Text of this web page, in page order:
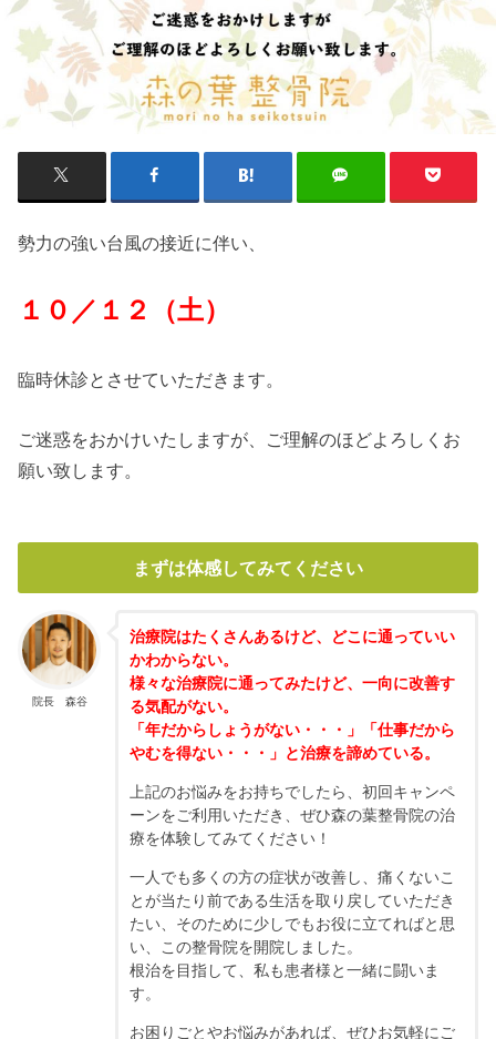
勢力の強い台風の接近に伴い、
１０／１２（土）
臨時休診とさせていただきます。
ご迷惑をおかけいたしますが、ご理解のほどよろしくお
願い致します。
まずは体感してみてください
院長 森谷
治療院はたくさんあるけど、どこに通っていい
かわからない。
様々な治療院に通ってみたけど、一向に改善す
る気配がない。
「年だからしょうがない・・・」「仕事だから
やむを得ない・・・」と治療を諦めている。
上記のお悩みをお持ちでしたら、初回キャンペ
ーンをご利用いただき、ぜひ森の葉整骨院の治
療を体験してみてください！
一人でも多くの方の症状が改善し、痛くないこ
とが当たり前である生活を取り戻していただき
たい、そのために少しでもお役に立てればと思
い、この整骨院を開院しました。
根治を目指して、私も患者様と一緒に闘いま
す。
お困りごとやお悩みがあれば、ぜひお気軽にご